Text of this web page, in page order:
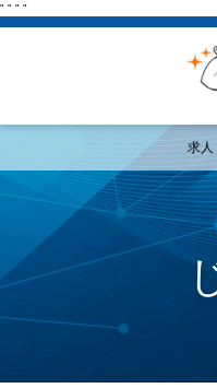
" " " "
求人